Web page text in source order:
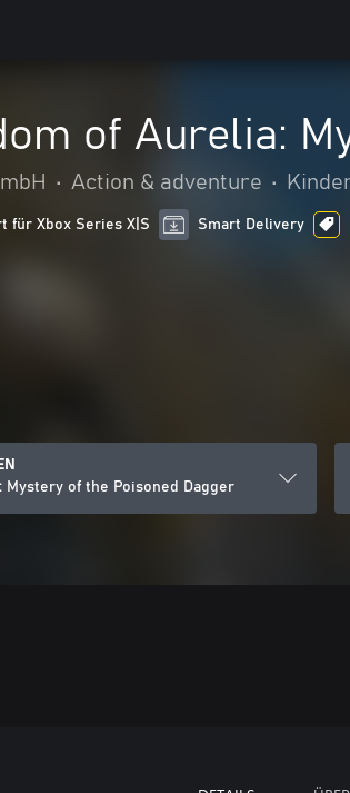
of Aurelia:
• Action & adventure •
für Xbox Series X|S Smart Delivery
Mystery of the Poisoned Dagger